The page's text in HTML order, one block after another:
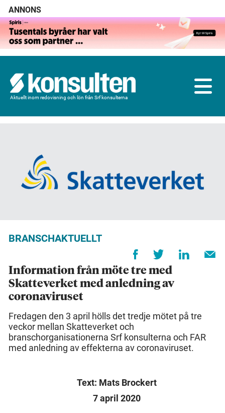
ANNONS
Aktuellt inom redovisning och lön från Srf konsulterna
BRANSCHAKTUELLT
Information från möte tre med
Skatteverket med anledning av
coronaviruset
Fredagen den 3 april hölls det tredje mötet på tre
veckor mellan Skatteverket och
branschorganisationerna Srf konsulterna och FAR
med anledning av effekterna av coronaviruset.
Text: Mats Brockert
7 april 2020